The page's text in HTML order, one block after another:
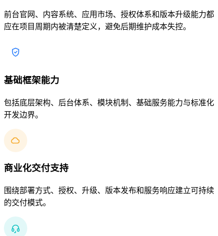
前台官网、内容系统、应用市场、授权体系和版本升级能力都
应在项目周期内被清楚定义，避免后期维护成本失控。
基础框架能力
包括底层架构、后台体系、模块机制、基础服务能力与标准化
开发边界。
商业化交付支持
围绕部署方式、授权、升级、版本发布和服务响应建立可持续
的交付模式。